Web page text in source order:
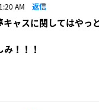
AM 返信
キャスに関してはやっ
み！！！